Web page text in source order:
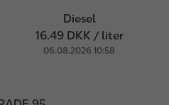
Diesel
16.49 DKK / liter
06.08.2026 10:58